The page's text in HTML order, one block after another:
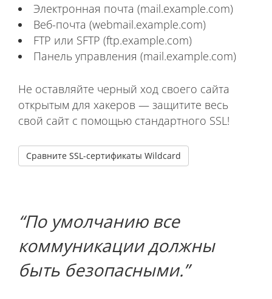
Электронная почта (mail.example.com)
Веб-почта (webmail.example.com)
FTP или SFTP (ftp.example.com)
Панель управления (mail.example.com)
Не оставляйте черный ход своего сайта
открытым для хакеров — защитите весь
свой сайт с помощью стандартного SSL!
Сравните SSL-сертификаты Wildcard
По умолчанию все
коммуникации должны
быть безопасными.